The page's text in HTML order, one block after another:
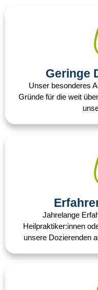
Geringe
Unser besonderes
Gründe für die weit
Jahrelange
Heilpraktiker:innen
unsere Dozierenden